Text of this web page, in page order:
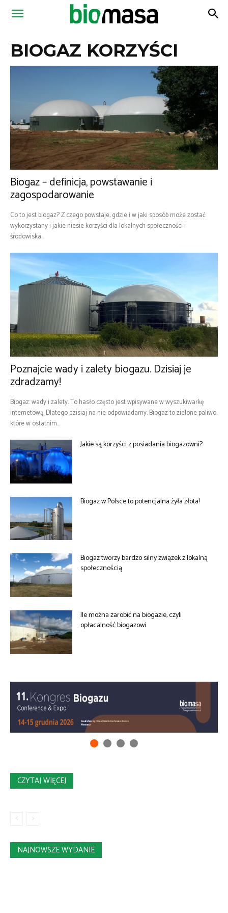
Magazyn
BIOGAZ KORZYŚCI
Biogaz – definicja, powstawanie i
zagospodarowanie
Co to jest biogaz? Z czego powstaje, gdzie i w jaki sposób może zostać
wykorzystany i jakie niesie korzyści dla lokalnych społeczności i
środowiska...
Poznajcie wady i zalety biogazu. Dzisiaj je
zdradzamy!
Biogaz: wady i zalety. To hasło często jest wpisywane w wyszukiwarkę
internetową. Dlatego dzisiaj na nie odpowiadamy. Biogaz to zielone paliwo,
które w ostatnim...
Jakie są korzyści z posiadania biogazowni?
Biogaz w Polsce to potencjalna żyła złota!
Biogaz tworzy bardzo silny związek z lokalną
społecznością
Ile można zarobić na biogazie, czyli
opłacalność biogazowi
CZYTAJ WIĘCEJ
NAJNOWSZE WYDANIE